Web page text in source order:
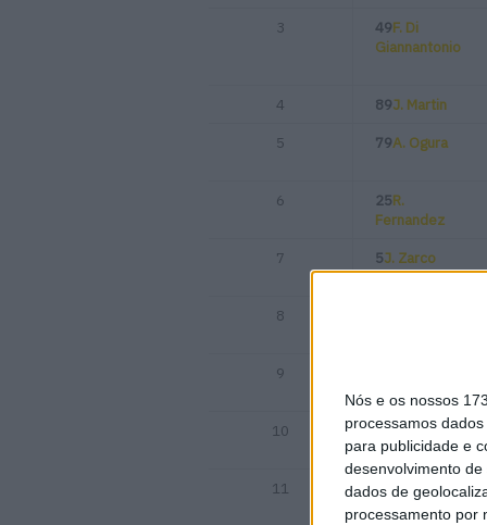
Nós e os nossos
processamos
para publicidade e
desenvolvimento de
dados de
processamento por
3 49F. Di
Giannantonio
4 89J. Martin
5
79A. Ogura
6 25R.
Fernandez
7 5J. Zarco
8
9
10 37P. Acosta
11 33B. Binder